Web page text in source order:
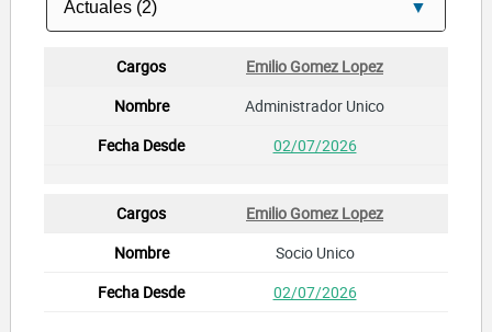
Emilio Gomez Lopez
Administrador Unico
02/07/2026
Emilio Gomez Lopez
Socio Unico
02/07/2026